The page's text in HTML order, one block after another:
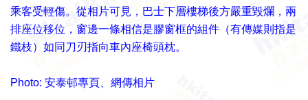
乘客受輕傷。從相片可見，巴士下層樓梯後方嚴重毀爛，兩
排座位移位，窗邊一條相信是膠窗框的組件（有傳媒則指是
鐵枝）如同刀刃指向車內座椅頭枕。
Photo: 安泰邨專頁、網傳相片